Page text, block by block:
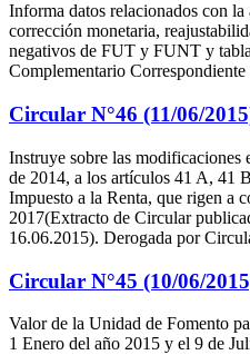
Informa datos relacionados con
corrección monetaria,
negativos de FUT y FUNT y
Complementario
Circular N°46 (11/06/
Instruye sobre las modificaciones
de 2014, a los artículos 41 A, 41
Impuesto a la Renta, que rigen a
2017(Extracto de Circular
16.06.2015). Derogada por
Circular N°45 (10/06/
Valor de la Unidad de Fomento
1 Enero del año 2015 y el 9 de